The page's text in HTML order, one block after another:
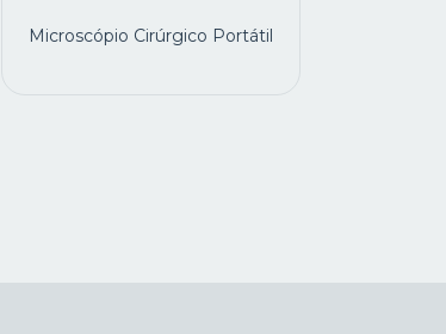
Microscópio Cirúrgico Portátil